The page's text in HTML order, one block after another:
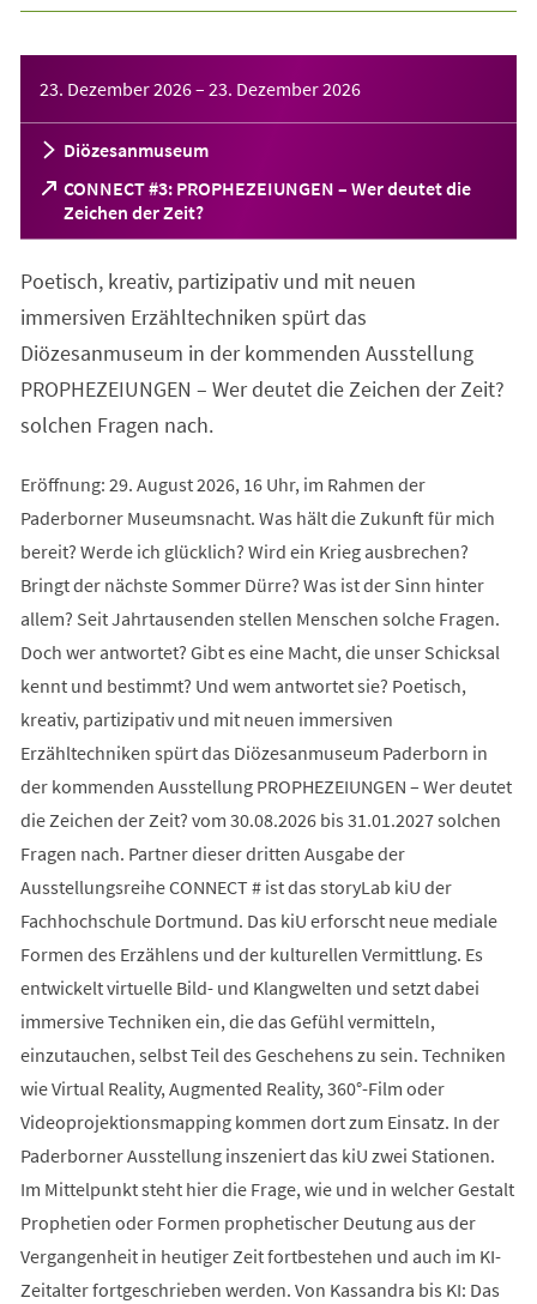
23. Dezember 2026– 23. Dezember 2026
Diözesanmuseum
CONNECT #3: PROPHEZEIUNGEN – Wer deutet die
Zeichen der Zeit?
(Öffnet
in
neuen
Poetisch, kreativ, partizipativ und mit neuen
immersiven Erzähltechniken spürt das
Diözesanmuseum in der kommenden Ausstellung
PROPHEZEIUNGEN – Wer deutet die Zeichen der Zeit?
solchen Fragen nach.
Eröffnung: 29. August 2026, 16 Uhr, im Rahmen der
Paderborner Museumsnacht. Was hält die Zukunft für mich
bereit? Werde ich glücklich? Wird ein Krieg ausbrechen?
Bringt der nächste Sommer Dürre? Was ist der Sinn hinter
allem? Seit Jahrtausenden stellen Menschen solche Fragen.
Doch wer antwortet? Gibt es eine Macht, die unser Schicksal
kennt und bestimmt? Und wem antwortet sie? Poetisch,
kreativ, partizipativ und mit neuen immersiven
Erzähltechniken spürt das Diözesanmuseum Paderborn in
der kommenden Ausstellung PROPHEZEIUNGEN – Wer deutet
die Zeichen der Zeit? vom 30.08.2026 bis 31.01.2027 solchen
Fragen nach. Partner dieser dritten Ausgabe der
Ausstellungsreihe CONNECT # ist das storyLab kiU der
Fachhochschule Dortmund. Das kiU erforscht neue mediale
Formen des Erzählens und der kulturellen Vermittlung. Es
entwickelt virtuelle Bild- und Klangwelten und setzt dabei
immersive Techniken ein, die das Gefühl vermitteln,
einzutauchen, selbst Teil des Geschehens zu sein. Techniken
wie Virtual Reality, Augmented Reality, 360°-Film oder
Videoprojektionsmapping kommen dort zum Einsatz. In der
Paderborner Ausstellung inszeniert das kiU zwei Stationen.
Im Mittelpunkt steht hier die Frage, wie und in welcher Gestalt
Prophetien oder Formen prophetischer Deutung aus der
Vergangenheit in heutiger Zeit fortbestehen und auch im KI-
Zeitalter fortgeschrieben werden. Von Kassandra bis KI: Das